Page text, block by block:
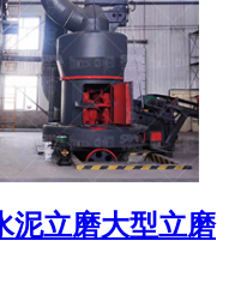
泥立磨大型立磨